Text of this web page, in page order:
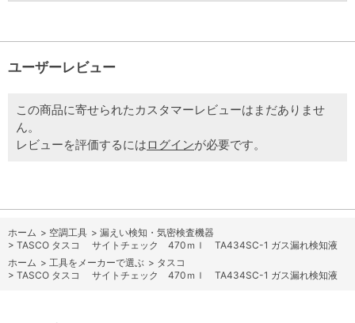
ユーザーレビュー
この商品に寄せられたカスタマーレビューはまだありませ
ん。
レビューを評価するにはログインが必要です。
ホーム > 空調工具 > 漏えい検知・気密検査機器
> TASCO タスコ サイトチェック 470ｍｌ TA434SC-1 ガス漏れ検知液
ホーム > 工具をメーカーで選ぶ > タスコ
> TASCO タスコ サイトチェック 470ｍｌ TA434SC-1 ガス漏れ検知液